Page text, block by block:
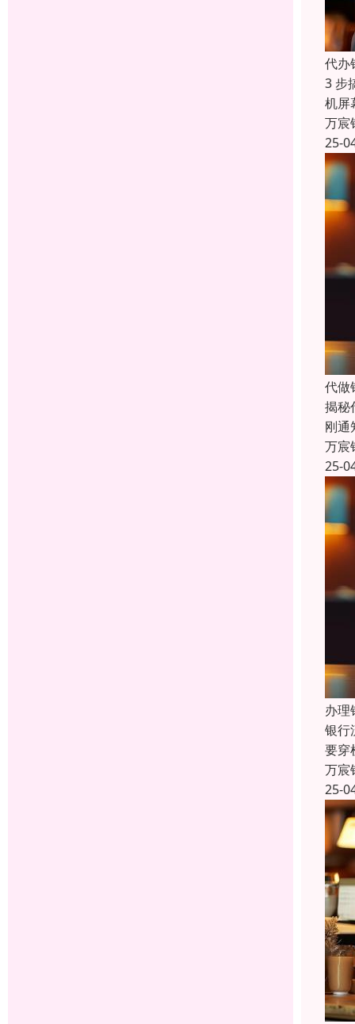
代办
3 步
机屏
万宸
25-
代做
揭秘
刚通
万宸
25-
办理
银行
要穿
万宸
25-